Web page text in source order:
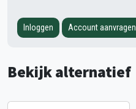
Inloggen Account aanvragen
Bekijk alternatief